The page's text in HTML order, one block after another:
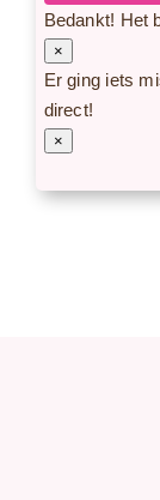
Bedankt! Het
×
Er ging iets
direct!
×